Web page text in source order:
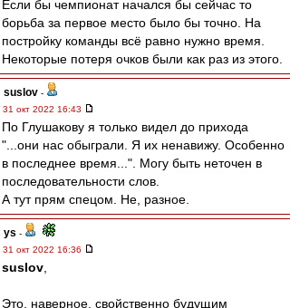
Если бы чемпионат начался бы сейчас то
борьба за первое место было бы точно. На
постройку команды всё равно нужно время.
Некоторые потеря очков были как раз из этого.
suslov -
31 окт 2022 16:43
По Глушакову я только видел до прихода
"...они нас обыграли. Я их ненавижу. Особенно
в последнее время...". Могу быть неточен в
последовательности слов.
А тут прям спецом. Не, разное.
ys -
31 окт 2022 16:36
suslov
Это, наверное, свойственно будущим